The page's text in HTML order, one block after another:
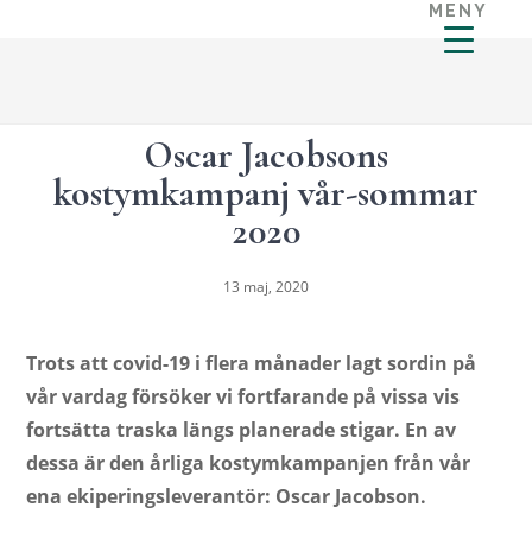
Oscar Jacobsons
kostymkampanj vår-sommar
2020
13 maj, 2020
Trots att covid-19 i flera månader lagt sordin på
vår vardag försöker vi fortfarande på vissa vis
fortsätta traska längs planerade stigar. En av
dessa är den årliga kostymkampanjen från vår
ena ekiperingsleverantör: Oscar Jacobson.
MENY